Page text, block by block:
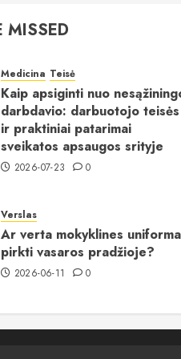
MISSED
Medicina Teisė
Kaip apsiginti nuo
darbdavio: darbuotojo teisės
ir praktiniai patarimai
sveikatos apsaugos srityje
2026-07-23 0
Verslas
Ar verta mokyklines
pirkti vasaros pradžioje?
2026-06-11 0